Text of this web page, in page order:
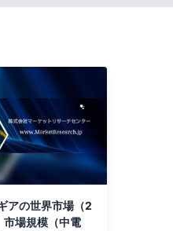
アの世界市場（2
場規模（中電